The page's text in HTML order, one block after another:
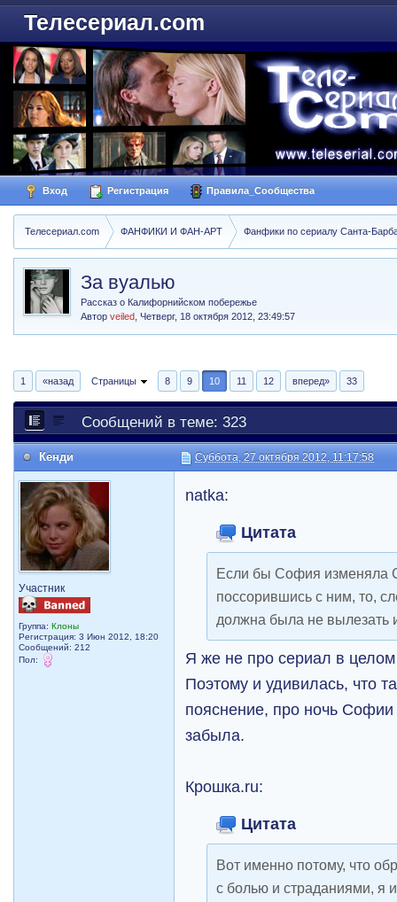
Телесериал.com
Вход Регистрация Правила_Сообщества
Телесериал.com ФАНФИКИ И ФАН-АРТ Фанфики по сериалу Санта-
За вуалью
Рассказ о Калифорнийском побережье
Авторveiled ,Четверг, 18 октября 2012, 23:49:57
1 «назад Страницы 8 9 10 11 12 вперед» 33
Сообщений в теме: 323
Кенди Суббота, 27 октября 2012, 11:17:58
Участник
Группа:Клоны
Регистрация: 3 Июн 2012, 18:20
Сообщений: 212
Пол:
natka:
Цитата
Если бы София изменяла
поссорившись с ним, то,
должна была не вылезать
Я же не про сериал в
Поэтому и удивилась, что
пояснение, про ночь
забыла.
Крошка.ru:
Цитата
Вот именно потому, что
с болью и страданиями, я